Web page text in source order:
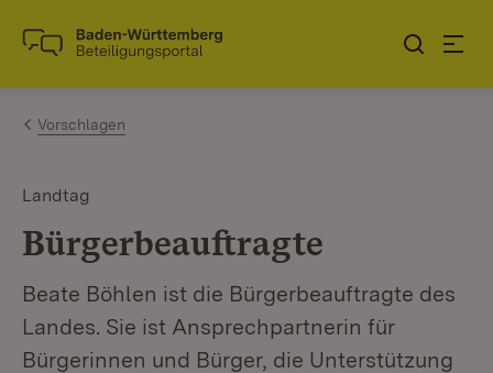
Zum Inhalt springen
Link zur Startseite
Vorschlagen
Landtag
Bürgerbeauftragte
Beate Böhlen ist die Bürgerbeauftragte des
Landes. Sie ist Ansprechpartnerin für
Bürgerinnen und Bürger, die Unterstützung